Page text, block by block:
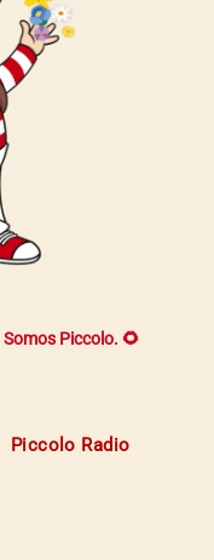
Somos Piccolo. 🌻
Piccolo Radio